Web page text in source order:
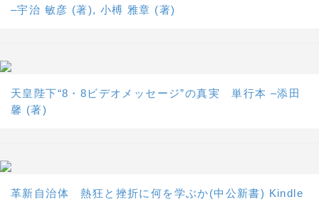
–宇治 敏彦 (著), 小榑 雅章 (著)
天皇陛下“8・8ビデオメッセージ”の真実 単行本 –添田
馨 (著)
革新自治体 熱狂と挫折に何を学ぶか(中公新書) Kindle